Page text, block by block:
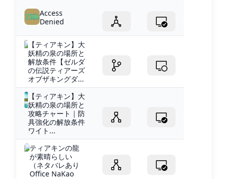
Access
Denied
【ティアキン】大
妖精の泉の場所と
解放条件【ゼルダ
の伝説ティアーズ
オブザキングダ...
【ティアキン】大
妖精の泉の場所と
攻略チャート｜防
具強化の解放条件
ワイト...
ティアキンの龍
が素晴らしい
（ネタバレあり
Office NaKao